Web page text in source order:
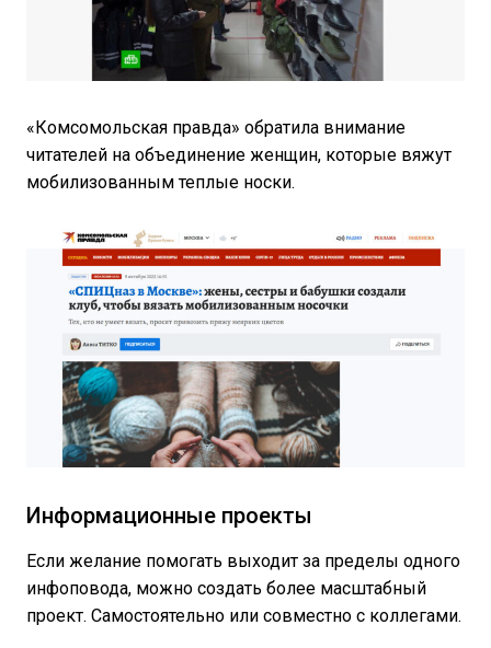
«Комсомольская правда» обратила внимание
читателей на объединение женщин, которые вяжут
мобилизованным теплые носки.
Информационные проекты
Если желание помогать выходит за пределы одного
инфоповода, можно создать более масштабный
проект. Самостоятельно или совместно с коллегами.